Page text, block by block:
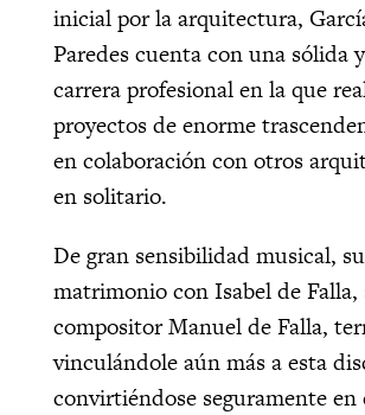
inicial por la arquitectura,
Paredes cuenta con una sólida
carrera profesional en la que
proyectos de enorme
en colaboración con otros
en solitario.
De gran sensibilidad musical, su
matrimonio con Isabel de
compositor Manuel de Falla,
vinculándole aún más a esta
convirtiéndose seguramente en